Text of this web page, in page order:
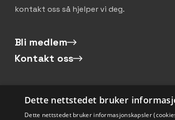
kontakt oss så hjelper vi deg.
Bli medlem
Kontakt oss
Dette nettstedet bruker
Dette nettstedet bruker informasjonskapsler